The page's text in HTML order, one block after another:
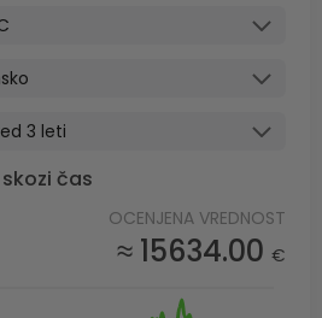
3 leti
čas
OCENJENA VREDNOST
≈ 15634.00 €